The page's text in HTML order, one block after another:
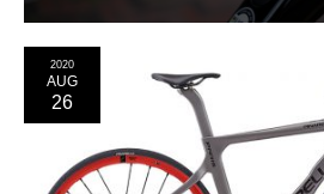
2020
AUG
26